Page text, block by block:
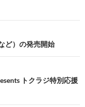
ど）の発売開始
トクラジ特別応援